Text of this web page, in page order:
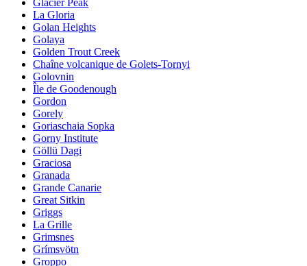
La Gloria
Golan Heights
Golaya
Golden Trout Creek
Chaîne volcanique de Golets-Tornyi
Golovnin
Île de Goodenough
Gordon
Gorely
Goriaschaia Sopka
Gorny Institute
Göllü Dagi
Graciosa
Granada
Grande Canarie
Great Sitkin
Griggs
La Grille
Grimsnes
Grímsvötn
Groppo